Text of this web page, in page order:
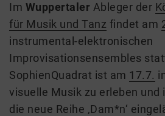
Im Wuppertaler Ableger der
für Musik und Tanz findet am
instrumental-elektronischen
Improvisationsensembles
SophienQuadrat ist am 17.7.
visuelle Musik zu erleben und
die neue Reihe ‚Dam*n‘